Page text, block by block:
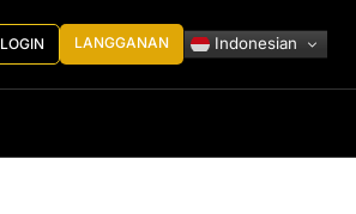
LOGIN LANGGANAN Indonesian